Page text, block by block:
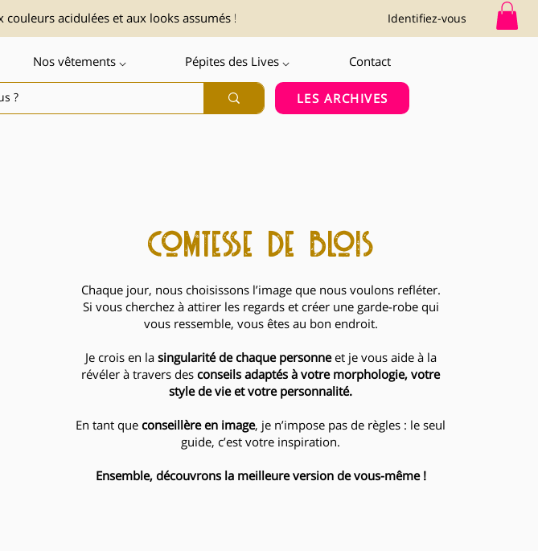
acidulées et aux looks assumés ! Identifiez-vous
Nos vêtements ⌵ Pépites des Lives ⌵ Contact
LES ARCHIVES
comtesse de blois
Chaque jour, nous choisissons l’image que nous voulons refléter.
Si vous cherchez à attirer les regards et créer une garde-robe qui
vous ressemble, vous êtes au bon endroit.
Je crois en la singularité de chaque personneet je vous aide à la
révéler à travers des conseils adaptés à votre morphologie, votre
style de vie et votre personnalité.
En tant que conseillère en image, je n’impose pas de règles : le seul
guide, c’est votre inspiration.
Ensemble, découvrons la meilleure version de vous-même !